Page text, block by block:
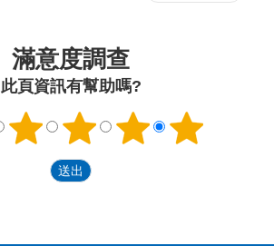
滿意度調查
此頁資訊有幫助嗎?